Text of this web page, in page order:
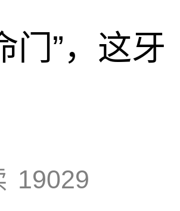
门”，这牙
19029